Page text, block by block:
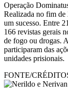
Operação
Realizada no fim de
um sucesso. Entre
166 revistas gerais
de fogo ou drogas.
participaram das
unidades prisionais.
FONTE/